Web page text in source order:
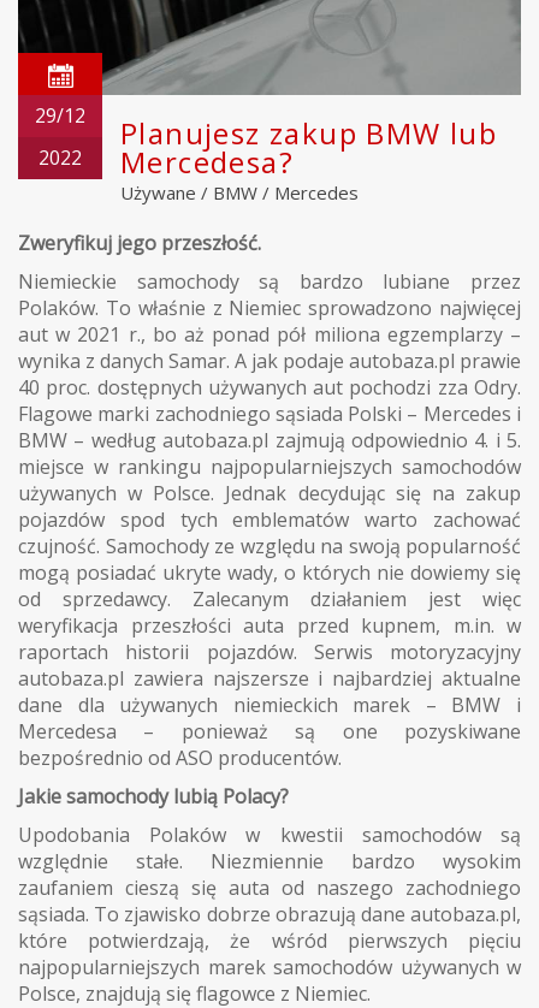
29/12
2022
Planujesz zakup BMW lub
Mercedesa?
Używane / BMW / Mercedes
Zweryfikuj jego przeszłość.
Niemieckie samochody są bardzo lubiane przez
Polaków. To właśnie z Niemiec sprowadzono najwięcej
aut w 2021 r., bo aż ponad pół miliona egzemplarzy –
wynika z danych Samar. A jak podaje autobaza.pl prawie
40 proc. dostępnych używanych aut pochodzi zza Odry.
Flagowe marki zachodniego sąsiada Polski – Mercedes i
BMW – według autobaza.pl zajmują odpowiednio 4. i 5.
miejsce w rankingu najpopularniejszych samochodów
używanych w Polsce. Jednak decydując się na zakup
pojazdów spod tych emblematów warto zachować
czujność. Samochody ze względu na swoją popularność
mogą posiadać ukryte wady, o których nie dowiemy się
od sprzedawcy. Zalecanym działaniem jest więc
weryfikacja przeszłości auta przed kupnem, m.in. w
raportach historii pojazdów. Serwis motoryzacyjny
autobaza.pl zawiera najszersze i najbardziej aktualne
dane dla używanych niemieckich marek – BMW i
Mercedesa – ponieważ są one pozyskiwane
bezpośrednio od ASO producentów.
Jakie samochody lubią Polacy?
Upodobania Polaków w kwestii samochodów są
względnie stałe. Niezmiennie bardzo wysokim
zaufaniem cieszą się auta od naszego zachodniego
sąsiada. To zjawisko dobrze obrazują dane autobaza.pl,
które potwierdzają, że wśród pierwszych pięciu
najpopularniejszych marek samochodów używanych w
Polsce, znajdują się flagowce z Niemiec.